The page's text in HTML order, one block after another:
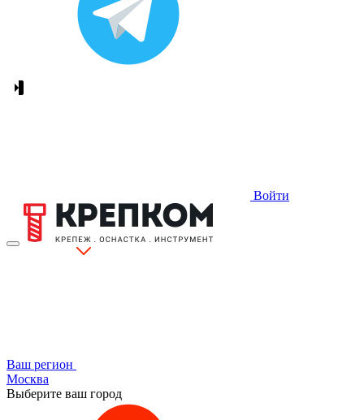
Войти
Ваш регион
Москва
Выберите ваш город